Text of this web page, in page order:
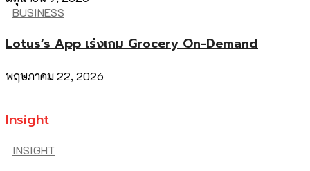
BUSINESS
Lotus’s App เร่งเกม Grocery On-Demand
พฤษภาคม 22, 2026
Insight
INSIGHT